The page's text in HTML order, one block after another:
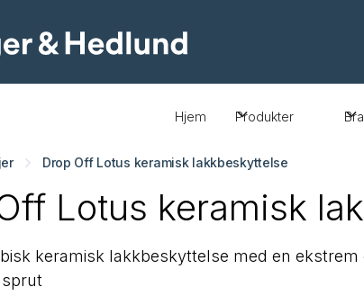
Hjem Produkter
Drop Off Lotus keramisk lakkbeskyttelse
Lotus keramisk
keramisk lakkbeskyttelse med en